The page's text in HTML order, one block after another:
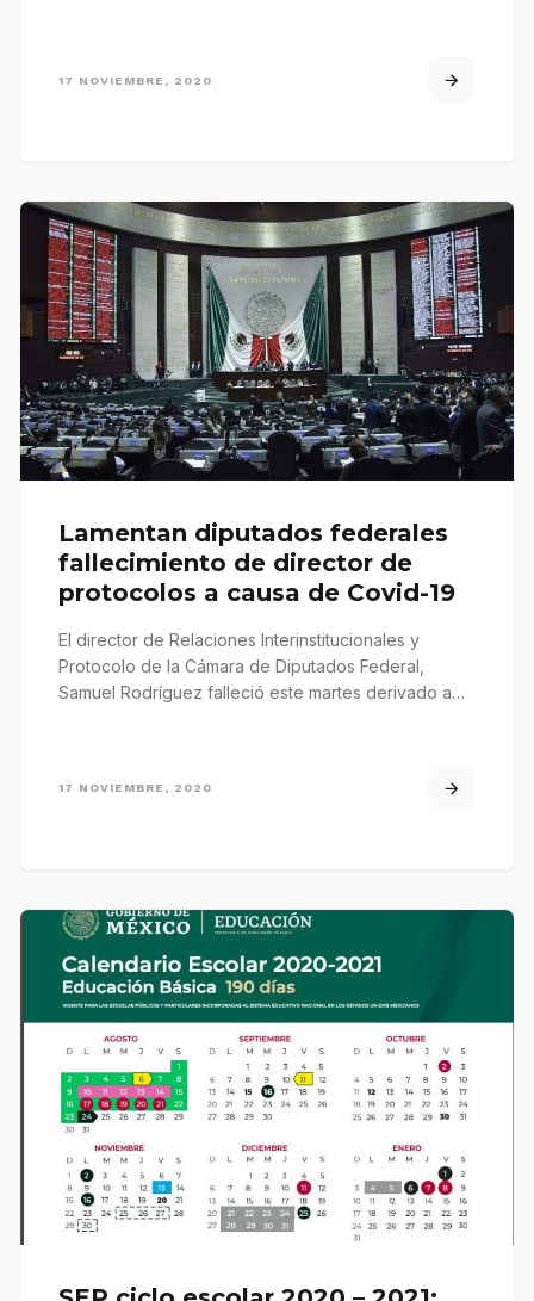
17 NOVIEMBRE, 2020
Lamentan diputados federales
fallecimiento de director de
protocolos a causa de Covid-19
El director de Relaciones Interinstitucionales y
Protocolo de la Cámara de Diputados Federal,
Samuel Rodríguez falleció este martes derivado a…
17 NOVIEMBRE, 2020